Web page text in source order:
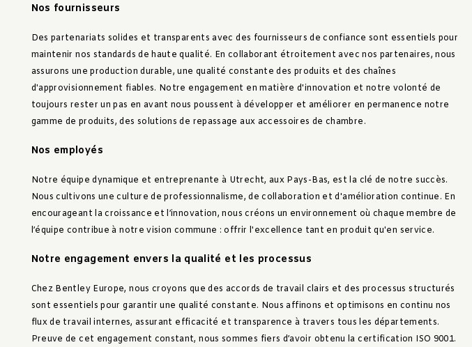
Nos fournisseurs
Des partenariats solides et transparents avec des fournisseurs de confiance sont essentiels pour
maintenir nos standards de haute qualité. En collaborant étroitement avec nos partenaires, nous
assurons une production durable, une qualité constante des produits et des chaînes
d'approvisionnement fiables. Notre engagement en matière d'innovation et notre volonté de
toujours rester un pas en avant nous poussent à développer et améliorer en permanence notre
gamme de produits, des solutions de repassage aux accessoires de chambre.
Nos employés
Notre équipe dynamique et entreprenante à Utrecht, aux Pays-Bas, est la clé de notre succès.
Nous cultivons une culture de professionnalisme, de collaboration et d'amélioration continue. En
encourageant la croissance et l’innovation, nous créons un environnement où chaque membre de
l’équipe contribue à notre vision commune : offrir l'excellence tant en produit qu'en service.
Notre engagement envers la qualité et les processus
Chez Bentley Europe, nous croyons que des accords de travail clairs et des processus structurés
sont essentiels pour garantir une qualité constante. Nous affinons et optimisons en continu nos
flux de travail internes, assurant efficacité et transparence à travers tous les départements.
Preuve de cet engagement constant, nous sommes fiers d’avoir obtenu la certification ISO 9001.